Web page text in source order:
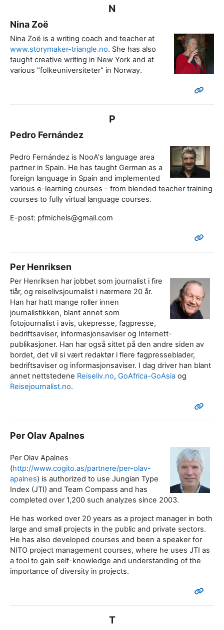
N
Nina Zoë
Nina Zoë is a writing coach and teacher at
www.storymaker-triangle.no. She has also
taught creative writing in New York and at
various "folkeuniversiteter" in Norway.
P
Pedro Fernández
Pedro Fernández is NooA's language area
partner in Spain. He has taught German as a
foreign language in Spain and implemented
various e-learning courses - from blended teacher training
courses to fully virtual language courses.
E-post: pfmichels@gmail.com
Per Henriksen
Per Henriksen har jobbet som journalist i fire
tiår, og reiselivsjournalist i nærmere 20 år.
Han har hatt mange roller innen
journalistikken, blant annet som
fotojournalist i avis, ukepresse, fagpresse,
bedriftsaviser, informasjonsaviser og Internett-
publikasjoner. Han har også sittet på den andre siden av
bordet, det vil si vært redaktør i flere fagpresseblader,
bedriftsaviser og informasjonsaviser. I dag driver han blant
annet nettstedene Reiseliv.no, GoAfrica-GoAsia og
Reisejournalist.no.
Per Olav Apalnes
Per Olav Apalnes
(http://www.cogito.as/partnere/per-olav-
apalnes) is authorized to use Jungian Type
Index (JTI) and Team Compass and has
completed over 1,200 such analyzes since 2003.
He has worked over 20 years as a project manager in both
large and small projects in the public and private sectors.
He has also developed courses and been a speaker for
NITO project management courses, where he uses JTI as
a tool to gain self-knowledge and understanding of the
importance of diversity in projects.
T